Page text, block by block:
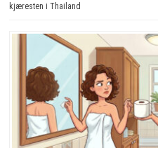
kjæresten i Thailand